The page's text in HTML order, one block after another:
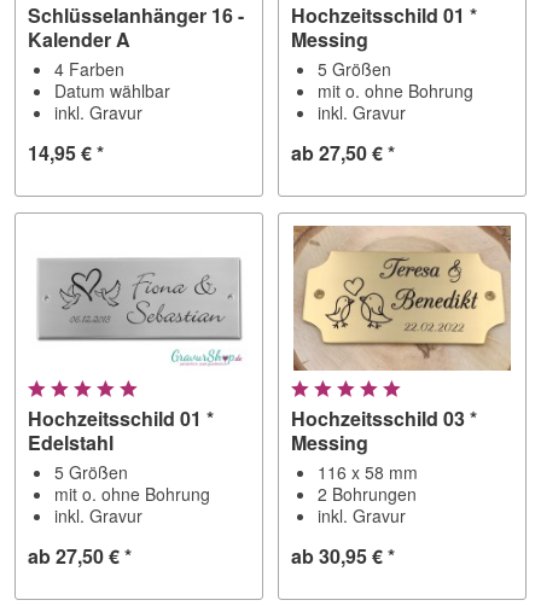
Schlüsselanhänger 16 -
Kalender A
4 Farben
Datum wählbar
inkl. Gravur
14,95 € *
Hochzeitsschild 01 *
Messing
5 Größen
mit o. ohne Bohrung
inkl. Gravur
ab 27,50 € *
Hochzeitsschild 01 *
Edelstahl
5 Größen
mit o. ohne Bohrung
inkl. Gravur
ab 27,50 € *
Hochzeitsschild 03 *
Messing
116 x 58 mm
2 Bohrungen
inkl. Gravur
ab 30,95 € *